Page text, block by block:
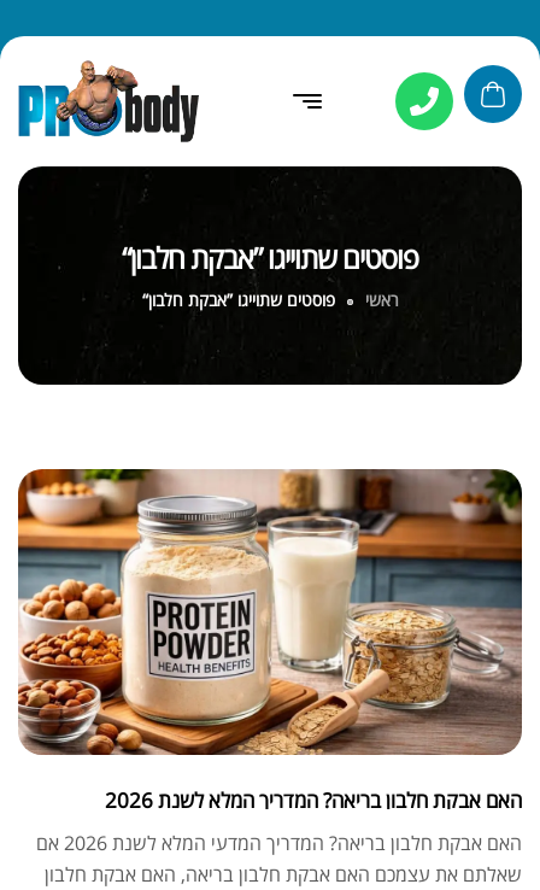
פוסטים שתוייגו ”אבקת חלבון“
ראשי פוסטים שתוייגו ”אבקת חלבון“
האם אבקת חלבון בריאה? המדריך המלא לשנת 2026
האם אבקת חלבון בריאה? המדריך המדעי המלא לשנת 2026 אם
שאלתם את עצמכם האם אבקת חלבון בריאה, האם אבקת חלבון